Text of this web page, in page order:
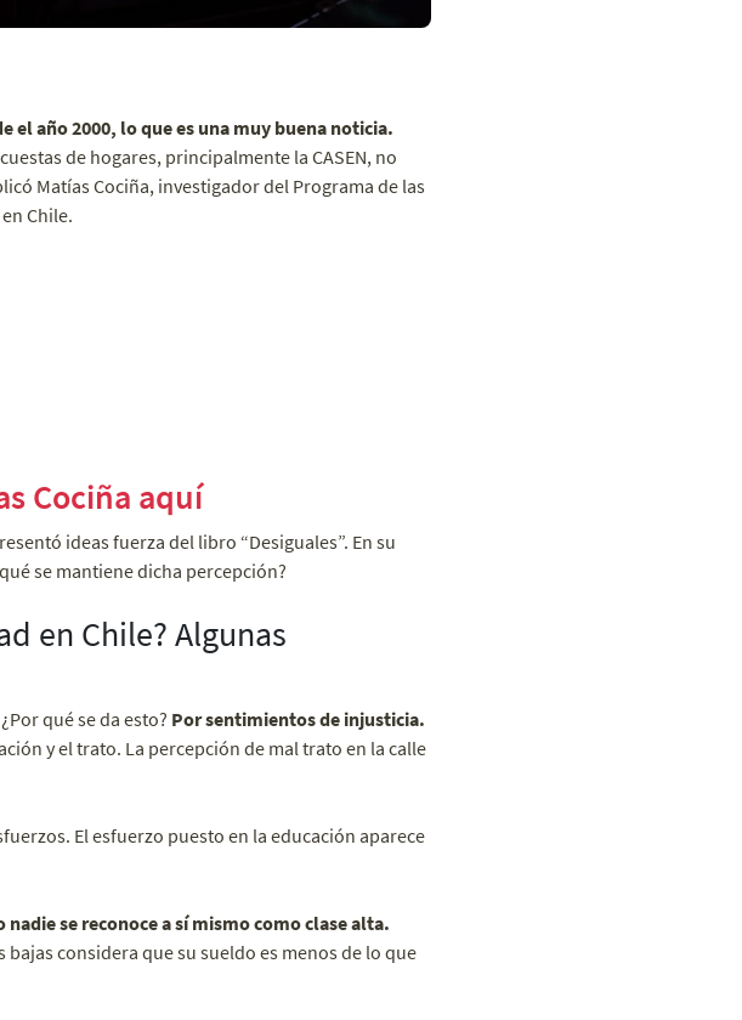
el año 2000, lo que es una muy buena noticia.
de hogares, principalmente la CASEN, no
Matías Cociña, investigador del Programa de las
Chile.
Cociña aquí
ideas fuerza del libro “Desiguales”. En su
se mantiene dicha percepción?
en Chile? Algunas
qué se da esto? Por sentimientos de injusticia.
y el trato. La percepción de mal trato en la calle
El esfuerzo puesto en la educación aparece
se reconoce a sí mismo como clase alta.
considera que su sueldo es menos de lo que